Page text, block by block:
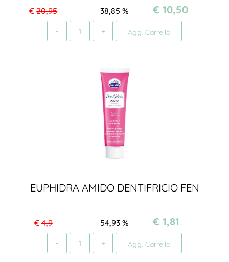
€ 20,95 %
38,85 € 10,50
Agg. Carrello
EUPHIDRA AMIDO DENTIFRICIO FEN
€4,9 %
54,93 € 1,81
Agg. Carrello